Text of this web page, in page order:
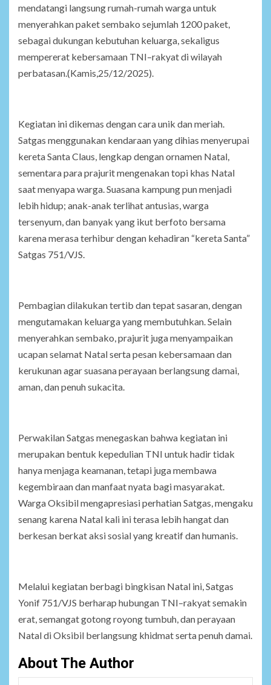
mendatangi langsung rumah-rumah warga untuk
menyerahkan paket sembako sejumlah 1200 paket,
sebagai dukungan kebutuhan keluarga, sekaligus
mempererat kebersamaan TNI–rakyat di wilayah
perbatasan.(Kamis,25/12/2025).
Kegiatan ini dikemas dengan cara unik dan meriah.
Satgas menggunakan kendaraan yang dihias menyerupai
kereta Santa Claus, lengkap dengan ornamen Natal,
sementara para prajurit mengenakan topi khas Natal
saat menyapa warga. Suasana kampung pun menjadi
lebih hidup; anak-anak terlihat antusias, warga
tersenyum, dan banyak yang ikut berfoto bersama
karena merasa terhibur dengan kehadiran “kereta Santa”
Satgas 751/VJS.
Pembagian dilakukan tertib dan tepat sasaran, dengan
mengutamakan keluarga yang membutuhkan. Selain
menyerahkan sembako, prajurit juga menyampaikan
ucapan selamat Natal serta pesan kebersamaan dan
kerukunan agar suasana perayaan berlangsung damai,
aman, dan penuh sukacita.
Perwakilan Satgas menegaskan bahwa kegiatan ini
merupakan bentuk kepedulian TNI untuk hadir tidak
hanya menjaga keamanan, tetapi juga membawa
kegembiraan dan manfaat nyata bagi masyarakat.
Warga Oksibil mengapresiasi perhatian Satgas, mengaku
senang karena Natal kali ini terasa lebih hangat dan
berkesan berkat aksi sosial yang kreatif dan humanis.
Melalui kegiatan berbagi bingkisan Natal ini, Satgas
Yonif 751/VJS berharap hubungan TNI–rakyat semakin
erat, semangat gotong royong tumbuh, dan perayaan
Natal di Oksibil berlangsung khidmat serta penuh damai.
About The Author